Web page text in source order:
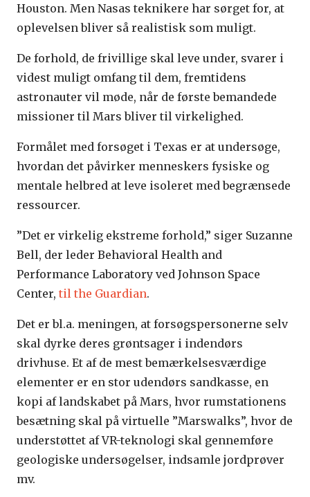
Houston. Men Nasas teknikere har sørget for, at
oplevelsen bliver så realistisk som muligt.
De forhold, de frivillige skal leve under, svarer i
videst muligt omfang til dem, fremtidens
astronauter vil møde, når de første bemandede
missioner til Mars bliver til virkelighed.
Formålet med forsøget i Texas er at undersøge,
hvordan det påvirker menneskers fysiske og
mentale helbred at leve isoleret med begrænsede
ressourcer.
”Det er virkelig ekstreme forhold,” siger Suzanne
Bell, der leder Behavioral Health and
Performance Laboratory ved Johnson Space
Center, til the Guardian.
Det er bl.a. meningen, at forsøgspersonerne selv
skal dyrke deres grøntsager i indendørs
drivhuse. Et af de mest bemærkelsesværdige
elementer er en stor udendørs sandkasse, en
kopi af landskabet på Mars, hvor rumstationens
besætning skal på virtuelle ”Marswalks”, hvor de
understøttet af VR-teknologi skal gennemføre
geologiske undersøgelser, indsamle jordprøver
mv.